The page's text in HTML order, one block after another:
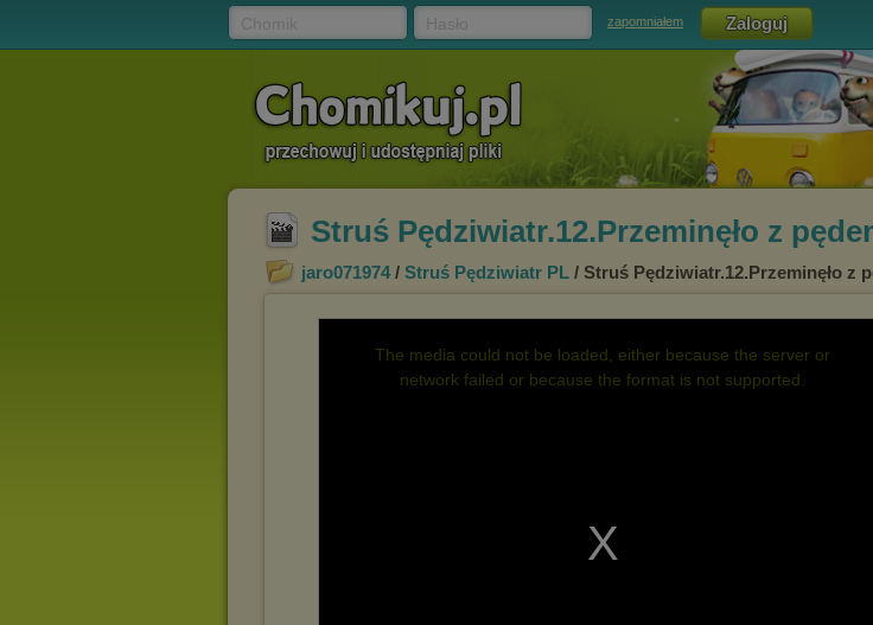
zapomniałem
Struś Pędziwiatr.12.Przeminęło z
jaro071974/ Struś Pędziwiatr PL / Struś Pędziwiatr.12.Przeminęło z
The media could not be loaded, either because the server or
network failed or because the format is not supported.